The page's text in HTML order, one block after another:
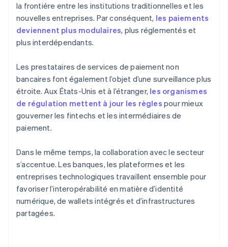
la frontière entre les institutions traditionnelles et les
nouvelles entreprises. Par conséquent, les paiements
deviennent plus modulaires, plus réglementés et
plus interdépendants.
Les prestataires de services de paiement non
bancaires font également l’objet d’une surveillance plus
étroite. Aux États-Unis et à l’étranger, les organismes
de régulation mettent à jour les règles pour mieux
gouverner les fintechs et les intermédiaires de
paiement.
Dans le même temps, la collaboration avec le secteur
s’accentue. Les banques, les plateformes et les
entreprises technologiques travaillent ensemble pour
favoriser l’interopérabilité en matière d’identité
numérique, de wallets intégrés et d’infrastructures
partagées.